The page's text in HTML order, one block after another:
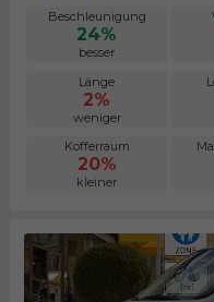
Beschleunigung
24%
besser
Länge
2%
weniger
Kofferraum
20%
kleiner